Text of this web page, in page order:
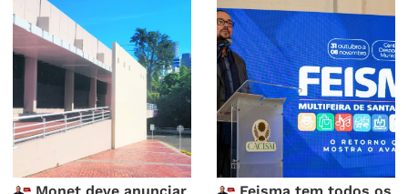
Monet deve anunciar
Feisma tem todos os